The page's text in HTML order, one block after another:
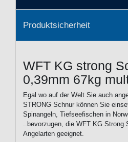
Produktsicherheit
WFT KG strong
0,39mm 67kg
Egal wo auf der Welt Sie auch
STRONG Schnur können Sie
Spinangeln, Tiefseefischen in
..bevorzugen, die WFT KG Strong
Angelarten geeignet.